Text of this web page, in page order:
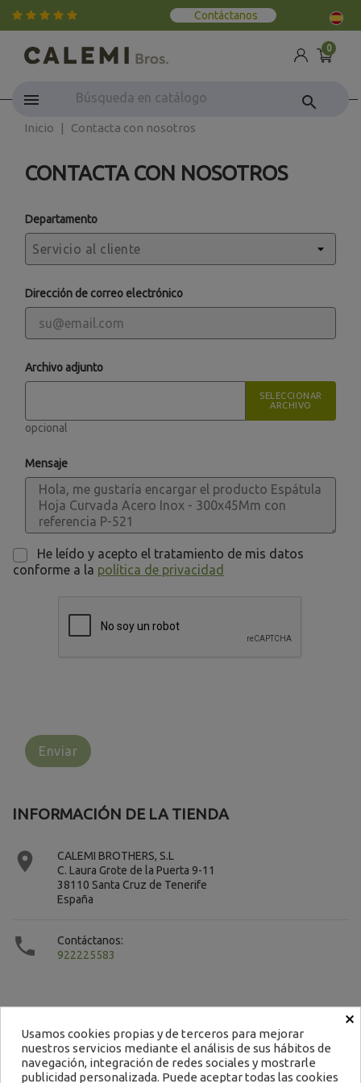
Contáctanos
0
search
Inicio Contacta con nosotros
CONTACTA CON NOSOTROS
Departamento
Dirección de correo electrónico
Archivo adjunto
SELECCIONAR
ARCHIVO
opcional
Mensaje
He leído y acepto el tratamiento de mis datos
conforme a la política de privacidad
INFORMACIÓN DE LA TIENDA

CALEMI BROTHERS, S.L
C. Laura Grote de la Puerta 9-11
38110 Santa Cruz de Tenerife
España

Contáctanos:
922225583
Contacto
×
Usamos cookies propias y de terceros para mejorar
nuestros servicios mediante el análisis de sus hábitos de
navegación, integración de redes sociales y mostrarle
publicidad personalizada. Puede aceptar todas las cookies